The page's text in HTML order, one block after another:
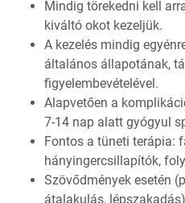
Mindig törekedni kell
kiváltó okot kezeljük.
A kezelés mindig
általános állapotának,
figyelembevételével.
Alapvetően a
7-14 nap alatt gyógyul
Fontos a tüneti terápia:
hányingercsillapítók,
Szövődmények esetén
átalakulás,